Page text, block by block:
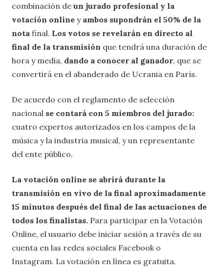
combinación de un jurado profesional y la
votación online y ambos supondrán el 50% de la
nota final. Los votos se revelarán en directo al
final de la transmisión que tendrá una duración de
hora y media, dando a conocer al ganador, que se
convertirá en el abanderado de Ucrania en París.
De acuerdo con el reglamento de selección
nacional se contará con 5 miembros del jurado:
cuatro expertos autorizados en los campos de la
música y la industria musical, y un representante
del ente público.
La votación online se abrirá durante la
transmisión en vivo de la final aproximadamente
15 minutos después del final de las actuaciones de
todos los finalistas. Para participar en la Votación
Online, el usuario debe iniciar sesión a través de su
cuenta en las redes sociales Facebook o
Instagram. La votación en línea es gratuita.